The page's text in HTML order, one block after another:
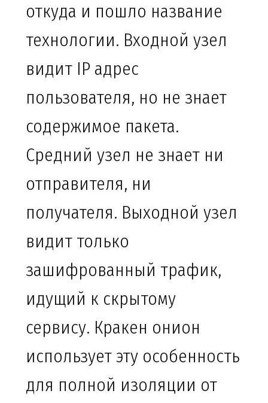
откуда и пошло название
технологии. Входной узел
видит IP адрес
пользователя, но не знает
содержимое пакета.
Средний узел не знает ни
отправителя, ни
получателя. Выходной узел
видит только
зашифрованный трафик,
идущий к скрытому
сервису. Кракен онион
использует эту особенность
для полной изоляции от